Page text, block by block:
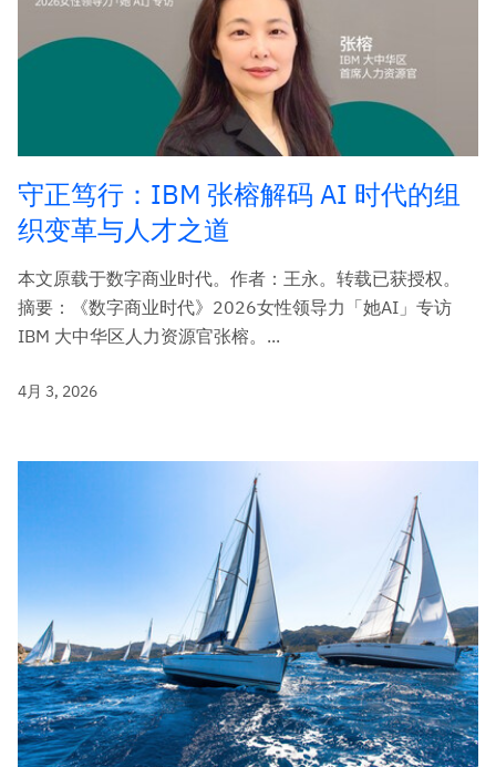
守正笃行：IBM 张榕解码 AI 时代的组
织变革与人才之道
本文原载于数字商业时代。作者：王永。转载已获授权。
摘要：《数字商业时代》2026女性领导力「她AI」专访
IBM 大中华区人力资源官张榕。...
4月 3, 2026